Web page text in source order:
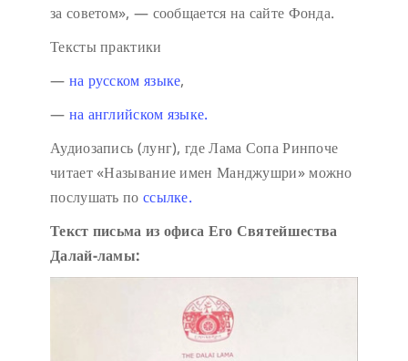
за советом», — сообщается на сайте Фонда.
Тексты практики
— на русском языке,
— на английском языке.
Аудиозапись (лунг), где Лама Сопа Ринпоче
читает «Называние имен Манджушри» можно
послушать по ссылке.
Текст письма из офиса Его Святейшества
Далай-ламы: